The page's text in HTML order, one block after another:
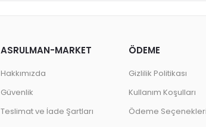
ASRULMAN-MARKET
Hakkımızda
Güvenlik
Teslimat ve İade Şartları
ÖDEME
Gizlilik Politikası
Kullanım Koşulları
Ödeme Seçenekleri